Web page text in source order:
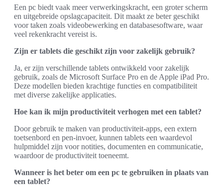
Een pc biedt vaak meer verwerkingskracht, een groter scherm
en uitgebreide opslagcapaciteit. Dit maakt ze beter geschikt
voor taken zoals videobewerking en databasesoftware, waar
veel rekenkracht vereist is.
Zijn er tablets die geschikt zijn voor zakelijk gebruik?
Ja, er zijn verschillende tablets ontwikkeld voor zakelijk
gebruik, zoals de Microsoft Surface Pro en de Apple iPad Pro.
Deze modellen bieden krachtige functies en compatibiliteit
met diverse zakelijke applicaties.
Hoe kan ik mijn productiviteit verhogen met een tablet?
Door gebruik te maken van productiviteit-apps, een extern
toetsenbord en pen-invoer, kunnen tablets een waardevol
hulpmiddel zijn voor notities, documenten en communicatie,
waardoor de productiviteit toeneemt.
Wanneer is het beter om een pc te gebruiken in plaats van
een tablet?